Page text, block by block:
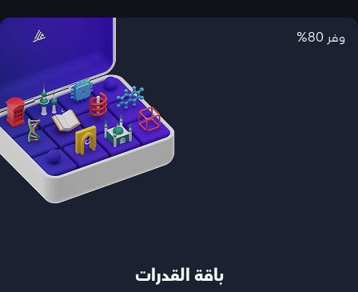
وفر 80%
باقة القدرات